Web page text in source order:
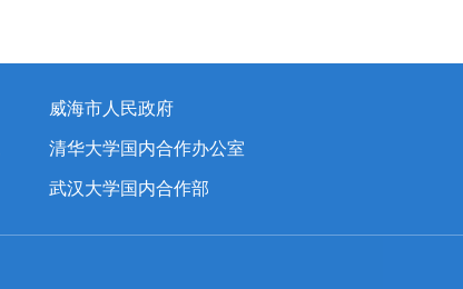
威海市人民政府
清华大学国内合作办公室
武汉大学国内合作部